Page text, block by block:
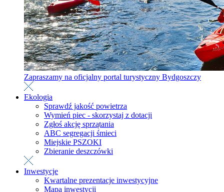
Zapraszamy na oficjalny portal turystyczny Bydgoszczy
Ekologia
Sprawdź jakość powietrza
Wymień piec - skorzystaj z dotacji
Zgłoś akcję sprzątania
ABC segregacji śmieci
Miejskie PSZOKI
Zbieranie deszczówki
Inwestycje
Kwartalne prezentacje inwestycyjne
Mapa inwestycji